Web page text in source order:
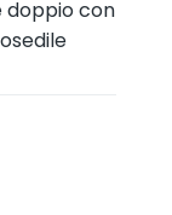
doppio con